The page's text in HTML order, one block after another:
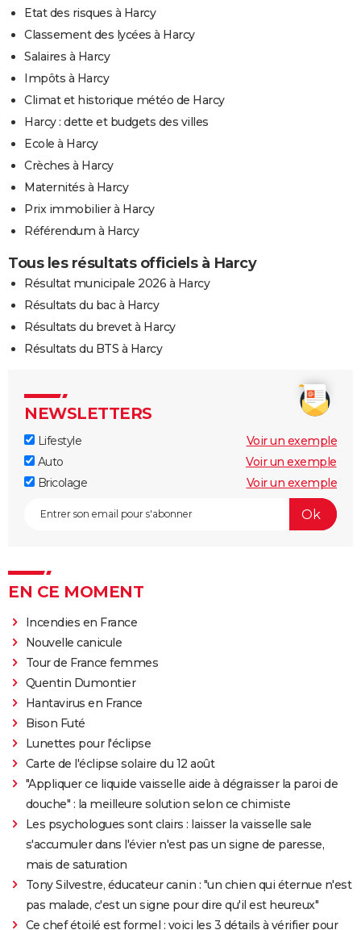
Etat des risques à Harcy
Classement des lycées à Harcy
Salaires à Harcy
Impôts à Harcy
Climat et historique météo de Harcy
Harcy : dette et budgets des villes
Ecole à Harcy
Crèches à Harcy
Maternités à Harcy
Prix immobilier à Harcy
Référendum à Harcy
Tous les résultats officiels à Harcy
Résultat municipale 2026 à Harcy
Résultats du bac à Harcy
Résultats du brevet à Harcy
Résultats du BTS à Harcy
NEWSLETTERS
Lifestyle
Voir un exemple
Auto
Voir un exemple
Bricolage
Voir un exemple
EN CE MOMENT
Incendies en France
Nouvelle canicule
Tour de France femmes
Quentin Dumontier
Hantavirus en France
Bison Futé
Lunettes pour l'éclipse
Carte de l'éclipse solaire du 12 août
"Appliquer ce liquide vaisselle aide à dégraisser la paroi de
douche" : la meilleure solution selon ce chimiste
Les psychologues sont clairs : laisser la vaisselle sale
s'accumuler dans l'évier n'est pas un signe de paresse,
mais de saturation
Tony Silvestre, éducateur canin : "un chien qui éternue n'est
pas malade, c'est un signe pour dire qu'il est heureux"
Ce chef étoilé est formel : voici les 3 détails à vérifier pour